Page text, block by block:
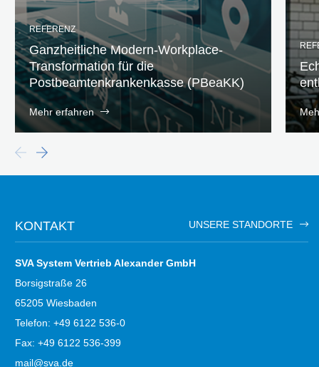
REFERENZ
Ganzheitliche Modern-Workplace-
Transformation für die
Postbeamtenkrankenkasse (PBeaKK)
Mehr erfahren
KONTAKT UNSERE STANDORTE
SVA System Vertrieb Alexander GmbH
Borsigstraße 26
65205 Wiesbaden
Telefon: +49 6122 536-0
Fax: +49 6122 536-399
mail@sva.de